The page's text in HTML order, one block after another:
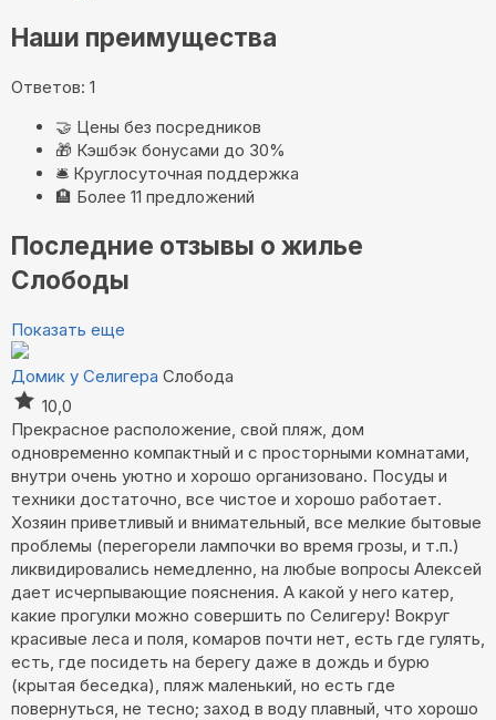
Наши преимущества
Ответов: 1
🤝 Цены без посредников
🎁 Кэшбэк бонусами до 30%
🛎️ Круглосуточная поддержка
🏨 Более 11 предложений
Последние отзывы о жилье
Слободы
Показать еще
Домик у Селигера Слобода
10,0
Прекрасное расположение, свой пляж, дом
одновременно компактный и с просторными комнатами,
внутри очень уютно и хорошо организовано. Посуды и
техники достаточно, все чистое и хорошо работает.
Хозяин приветливый и внимательный, все мелкие бытовые
проблемы (перегорели лампочки во время грозы, и т.п.)
ликвидировались немедленно, на любые вопросы Алексей
дает исчерпывающие пояснения. А какой у него катер,
какие прогулки можно совершить по Селигеру! Вокруг
красивые леса и поля, комаров почти нет, есть где гулять,
есть, где посидеть на берегу даже в дождь и бурю
(крытая беседка), пляж маленький, но есть где
повернуться, не тесно; заход в воду плавный, что хорошо